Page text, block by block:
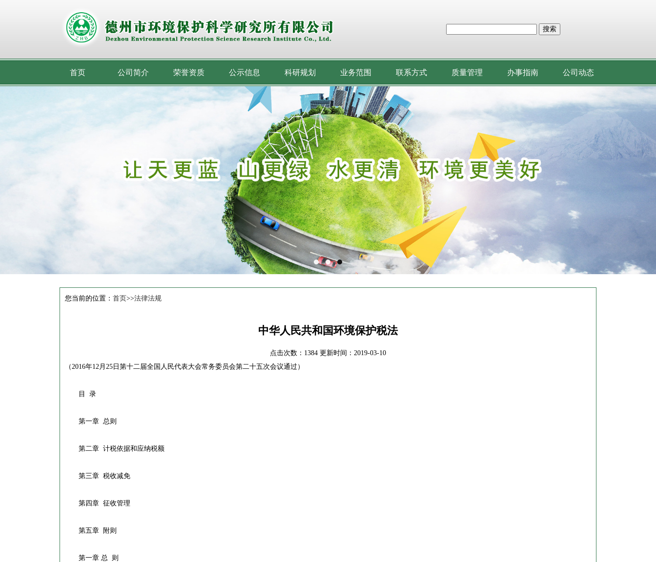
搜索
首页 公司简介 荣誉资质 公示信息 科研规划 业务范围 联系方式 质量管理 办事指南 公司动态
您当前的位置： 首页>>法律法规
中华人民共和国环境保护税法
点击次数：1384 更新时间：2019-03-10
（2016年12月25日第十二届全国人民代表大会常务委员会第二十五次会议通过）
目 录
第一章 总则
第二章 计税依据和应纳税额
第三章 税收减免
第四章 征收管理
第五章 附则
第一章 总 则